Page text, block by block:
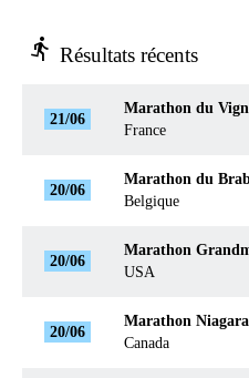
directions_run Résultats récents
21/06
Marathon du
France
20/06
Marathon du
Belgique
20/06
Marathon
USA
20/06
Marathon
Canada